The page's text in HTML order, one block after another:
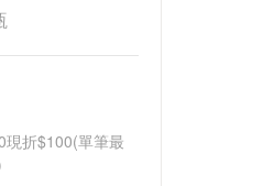
折$100(單筆最